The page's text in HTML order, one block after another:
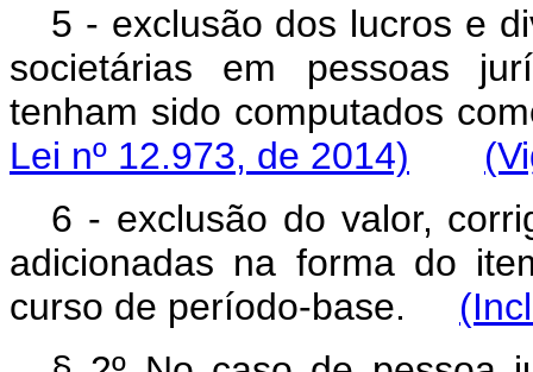
5 - exclusão dos lucros e
societárias em pessoas
tenham sido
Lei nº 12.973, de 2014)
6 - exclusão do valor,
adicionadas na forma do
curso de período-base.